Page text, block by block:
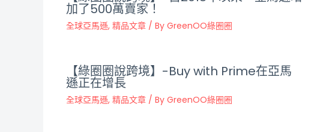
加了500萬賣家！
全球亞馬遜, 精品文章/ By GreenOO綠圈圈
【綠圈圈說跨境】-Buy with Prime在亞馬
遜正在增長
全球亞馬遜, 精品文章/ By GreenOO綠圈圈